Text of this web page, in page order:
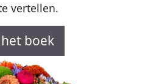
vertellen.
boek